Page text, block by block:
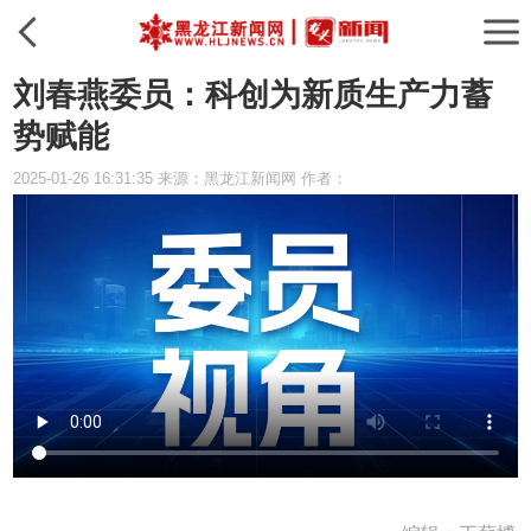
刘春燕委员：科创为新质生产力蓄
势赋能
2025-01-26 16:31:35 来源：黑龙江新闻网 作者：